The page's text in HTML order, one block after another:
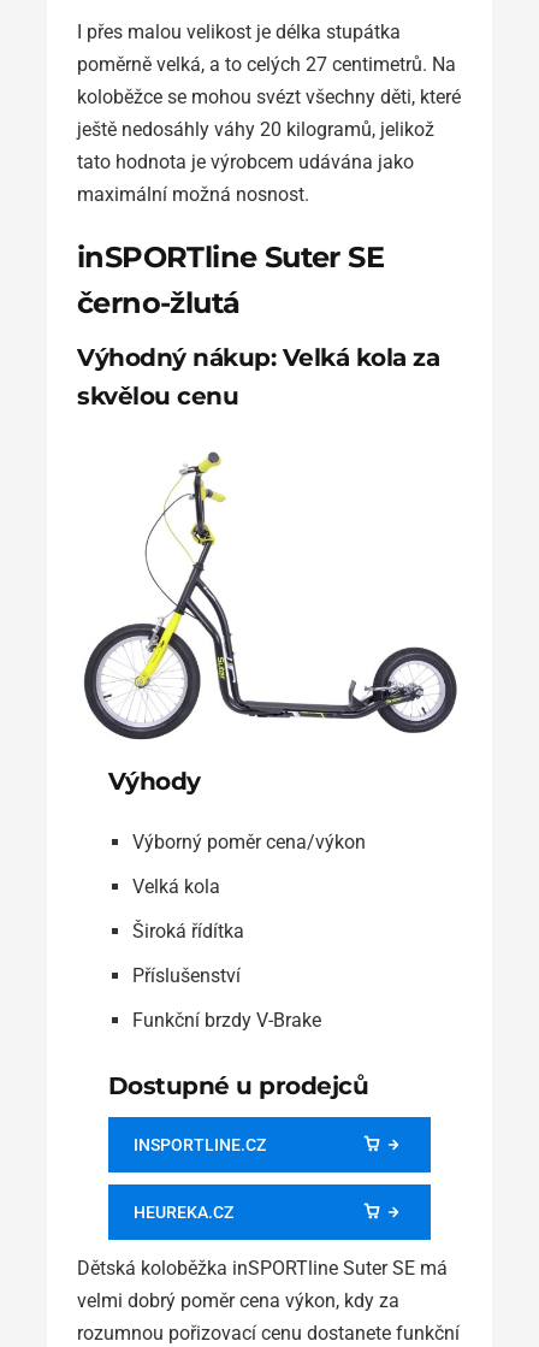
I přes malou velikost je délka stupátka
poměrně velká, a to celých 27 centimetrů. Na
koloběžce se mohou svézt všechny děti, které
ještě nedosáhly váhy 20 kilogramů, jelikož
tato hodnota je výrobcem udávána jako
maximální možná nosnost.
inSPORTline Suter SE
černo-žlutá
Výhodný nákup: Velká kola za
skvělou cenu
Výhody
Výborný poměr cena/výkon
Velká kola
Široká řídítka
Příslušenství
Funkční brzdy V-Brake
Dostupné u prodejců
INSPORTLINE.CZ
HEUREKA.CZ
Dětská koloběžka inSPORTline Suter SE má
velmi dobrý poměr cena výkon, kdy za
rozumnou pořizovací cenu dostanete funkční